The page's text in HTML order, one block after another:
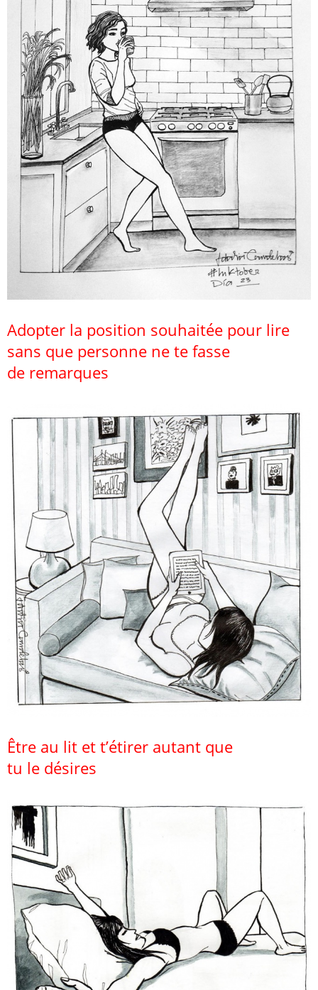
Adopter la position souhaitée pour lire
sans que personne ne te fasse
de remarques
Être au lit et t’étirer autant que
tu le désires